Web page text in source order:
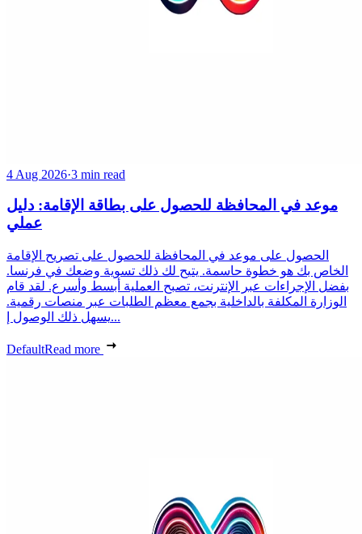
4 Aug 2026·3 min read
موعد في المحافظة للحصول على بطاقة الإقامة: دليل
عملي
الحصول على موعد في المحافظة للحصول على تصريح الإقامة
الخاص بك هو خطوة حاسمة. يتيح لك ذلك تسوية وضعك في فرنسا.
بفضل الإجراءات عبر الإنترنت، تصبح العملية أبسط وأسرع. لقد قام
الوزارة المكلفة بالداخلية بجمع معظم الطلبات عبر منصات رقمية.
يسهل ذلك الوصول إ...
DefaultRead more